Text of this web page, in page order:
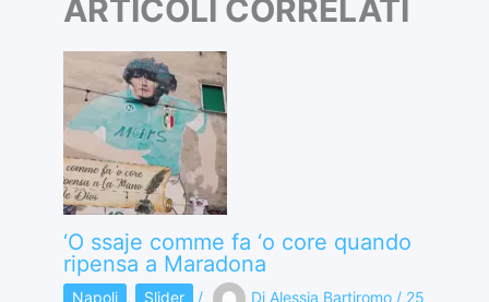
ARTICOLI CORRELATI
‘O ssaje comme fa ‘o core quando
ripensa a Maradona
Napoli , Slider / Di Alessia Bartiromo / 25